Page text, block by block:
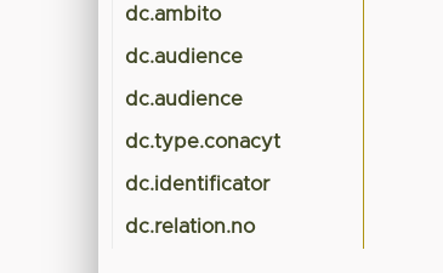
dc.ambito
dc.audience
dc.audience
dc.type.conacyt
dc.identificator
dc.relation.no